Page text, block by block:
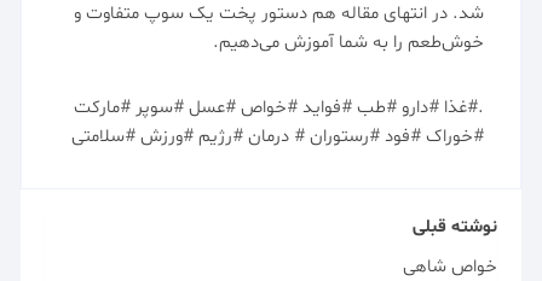
شد. در انتهای مقاله هم دستور پخت یک سوپ متفاوت و
خوش‌طعم را به شما آموزش می‌دهیم.
.#غذا #دارو #طب #فواید #خواص #عسل #سوپر #مارکت
#خوراک #فود #رستوران # درمان #رژیم #ورزش #سلامتی
نوشته قبلی
خواص شاهی